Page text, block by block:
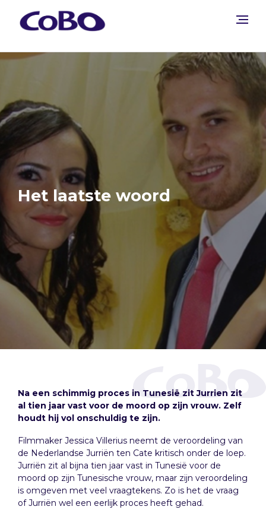
Het laatste woord
Na een schimmig proces in Tunesië zit Jurrien zit
al tien jaar vast voor de moord op zijn vrouw. Zelf
houdt hij vol onschuldig te zijn.
Filmmaker Jessica Villerius neemt de veroordeling van
de Nederlandse Jurriën ten Cate kritisch onder de loep.
Jurriën zit al bijna tien jaar vast in Tunesië voor de
moord op zijn Tunesische vrouw, maar zijn veroordeling
is omgeven met veel vraagtekens. Zo is het de vraag
of Jurriën wel een eerlijk proces heeft gehad.